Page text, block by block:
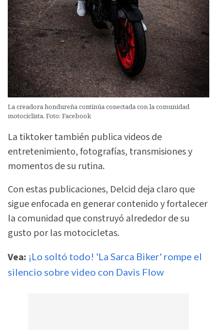
La creadora hondureña continúa conectada con la comunidad
motociclista. Foto: Facebook
La tiktoker también publica videos de
entretenimiento, fotografías, transmisiones y
momentos de su rutina.
Con estas publicaciones, Delcid deja claro que
sigue enfocada en generar contenido y fortalecer
la comunidad que construyó alrededor de su
gusto por las motocicletas.
Vea: ¡Lo soltó todo! 'La Sarca Biker' rompe el
silencio sobre video con Davis Flow